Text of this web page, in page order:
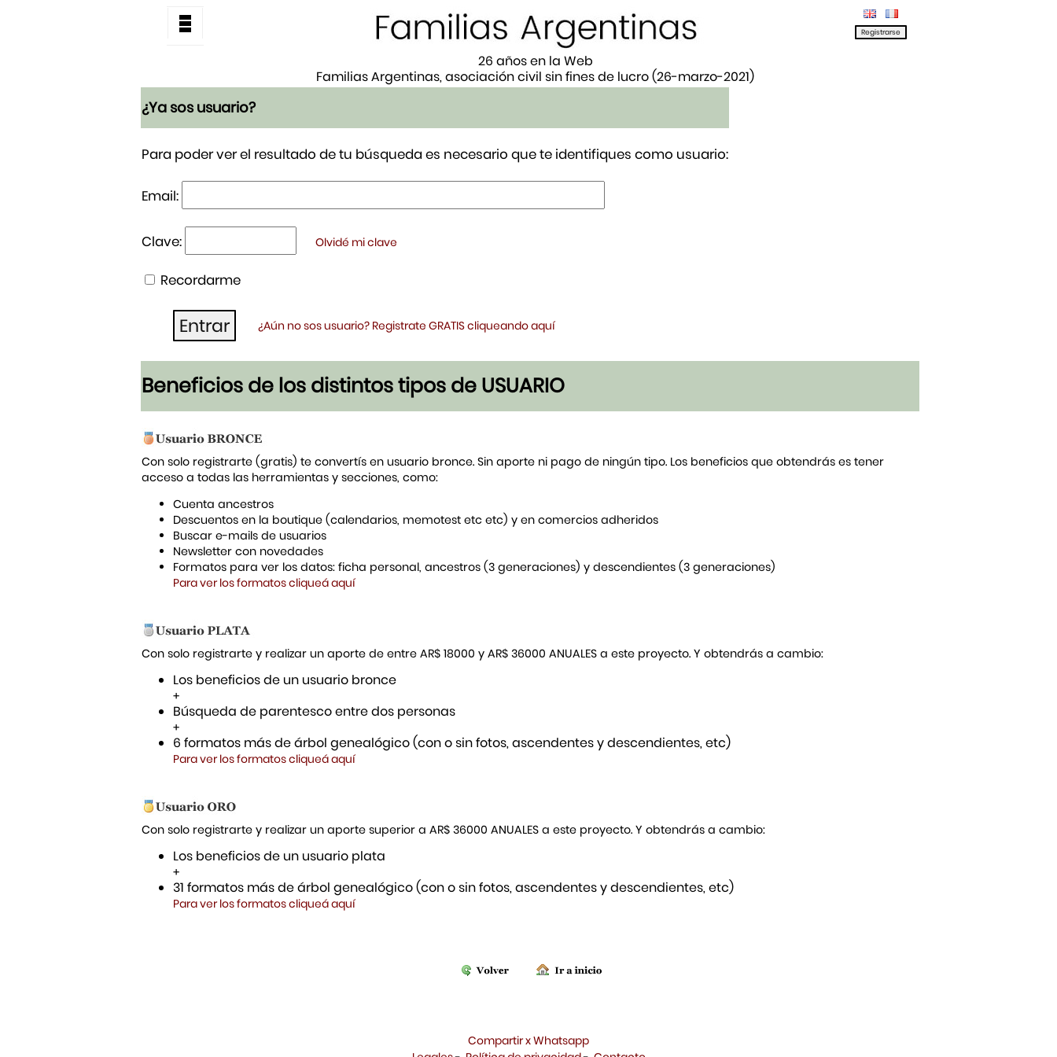
26 años en la Web
Familias Argentinas, asociación civil sin fines de lucro (26-marzo-2021)
¿Ya sos usuario?
Para poder ver el resultado de tu búsqueda es necesario que te identifiques como usuario:
Email:
Clave: Olvidé mi clave
Recordarme
¿Aún no sos usuario? Registrate GRATIS cliqueando aquí
Beneficios de los distintos tipos de USUARIO
Con solo registrarte (gratis) te convertís en usuario bronce. Sin aporte ni pago de ningún tipo. Los beneficios que obtendrás es tener
acceso a todas las herramientas y secciones, como:
Cuenta ancestros
Descuentos en la boutique (calendarios, memotest etc etc) y en comercios adheridos
Buscar e-mails de usuarios
Newsletter con novedades
Formatos para ver los datos: ficha personal, ancestros (3 generaciones) y descendientes (3 generaciones)
Para ver los formatos cliqueá aquí
Con solo registrarte y realizar un aporte de entre AR$ 18000 y AR$ 36000 ANUALES a este proyecto. Y obtendrás a cambio:
Los beneficios de un usuario bronce
+
Búsqueda de parentesco entre dos personas
+
6 formatos más de árbol genealógico (con o sin fotos, ascendentes y descendientes, etc)
Para ver los formatos cliqueá aquí
Con solo registrarte y realizar un aporte superior a AR$ 36000 ANUALES a este proyecto. Y obtendrás a cambio:
Los beneficios de un usuario plata
+
31 formatos más de árbol genealógico (con o sin fotos, ascendentes y descendientes, etc)
Para ver los formatos cliqueá aquí
Compartir x Whatsapp